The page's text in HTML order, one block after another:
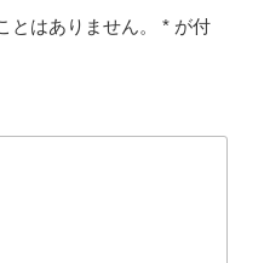
とはありません。 * が付